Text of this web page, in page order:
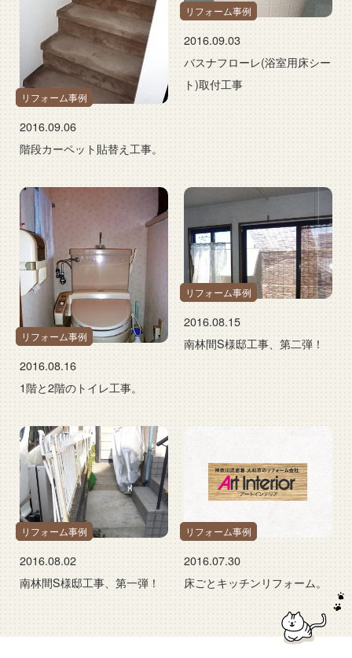
リフォーム事例
2016.09.06
階段カーペット貼替え工事。
リフォーム事例
2016.09.03
バスナフローレ(浴室用床シー
ト)取付工事
リフォーム事例
2016.08.16
1階と2階のトイレ工事。
リフォーム事例
2016.08.15
南林間S様邸工事、第二弾！
リフォーム事例
2016.08.02
南林間S様邸工事、第一弾！
リフォーム事例
2016.07.30
床ごとキッチンリフォーム。